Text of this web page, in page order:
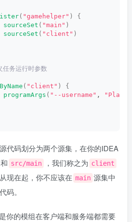
( "gamehelper" )
{
sourceSet ( "main" )
sourceSet ( "client" )
务运行时参数
( "client" )
{
programArgs ( "--username" ,
代码划分为两个源集，在你的IDEA
和 src/main ，我们称之为 client
现在起，你不应该在 main 源集中
码。
你的模组在客户端和服务端都需要